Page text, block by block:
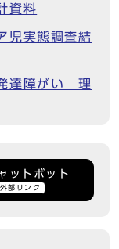
資料
児実態調査結
達障がい 理
ットボット
外部リンク